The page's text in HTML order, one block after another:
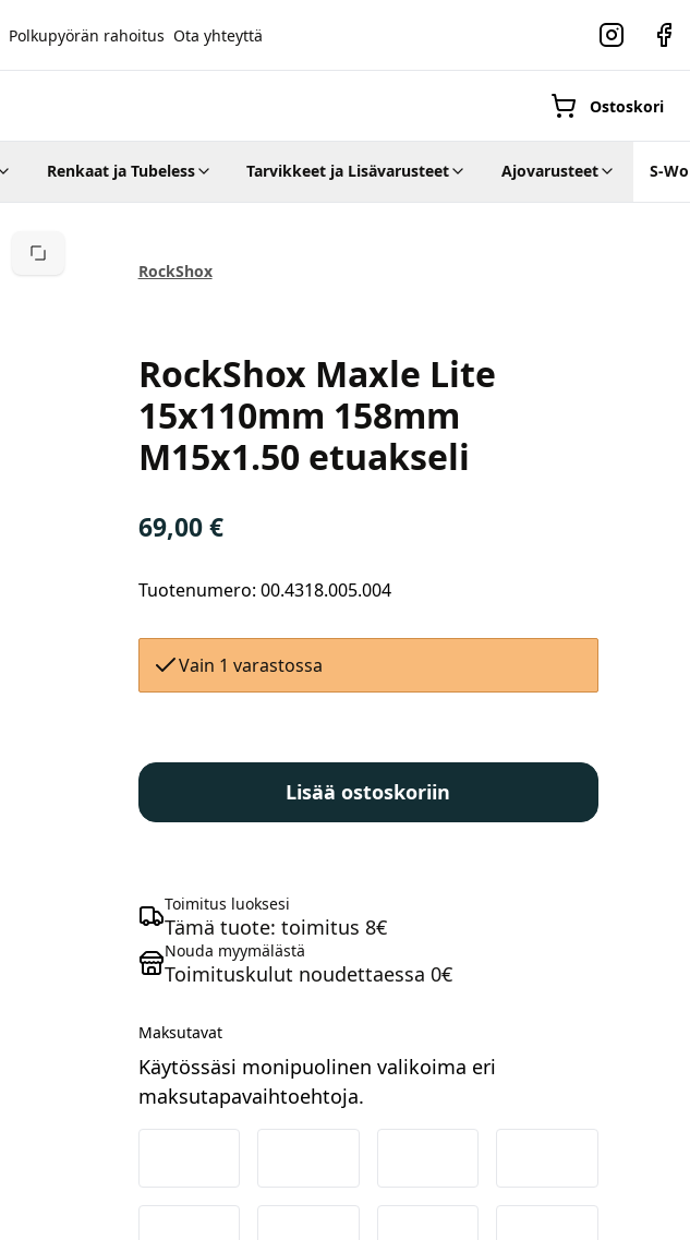
Polkupyörän rahoitus Ota yhteyttä Instagram
Suositut osastot
Gravel-
pyörät
Renkaat Komponentit
Katso koko valikoima
Ostoskori
Renkaat ja Tubeless Tarvikkeet ja Lisävarusteet Ajovarusteet S-
Suurenna kuva RockShox
RockShox Maxle Lite
15x110mm 158mm
M15x1.50 etuakseli
69,00€
Tuotenumero: 00.4318.005.004
Vain 1 varastossa
Maxle
15x110mm
etuakseli
määrä
Lisää ostoskoriin
Toimitus luoksesi
Tämä tuote: toimitus 8€
Nouda myymälästä
Toimituskulut noudettaessa 0€
Maksutavat
Käytössäsi monipuolinen valikoima eri
maksutapavaihtoehtoja.